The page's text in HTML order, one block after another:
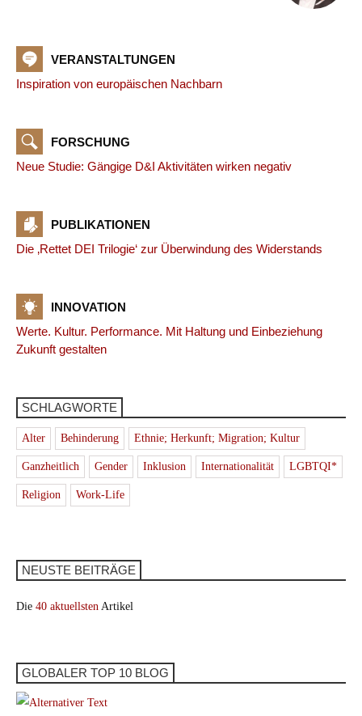
VERANSTALTUNGEN
Inspiration von europäischen Nachbarn
FORSCHUNG
Neue Studie: Gängige D&I Aktivitäten wirken negativ
PUBLIKATIONEN
Die ‚Rettet DEI Trilogie‘ zur Überwindung des Widerstands
INNOVATION
Werte. Kultur. Performance. Mit Haltung und Einbeziehung
Zukunft gestalten
SCHLAGWORTE
Alter Behinderung Ethnie; Herkunft; Migration; Kultur
Ganzheitlich Gender Inklusion Internationalität LGBTQI*
Religion Work-Life
NEUSTE BEITRÄGE
Die 40 aktuellsten Artikel
GLOBALER TOP 10 BLOG